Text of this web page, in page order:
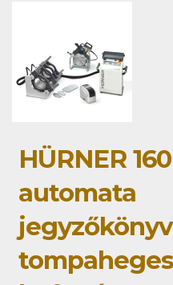
HÜRNER
automata